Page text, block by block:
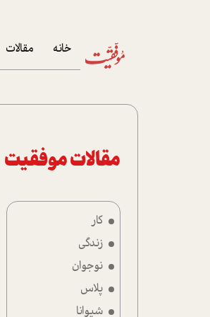
خانه مقالات
پرونده
مقالات موفقیت
کار
زندگی
نوجوان
پلاس
شیوانا